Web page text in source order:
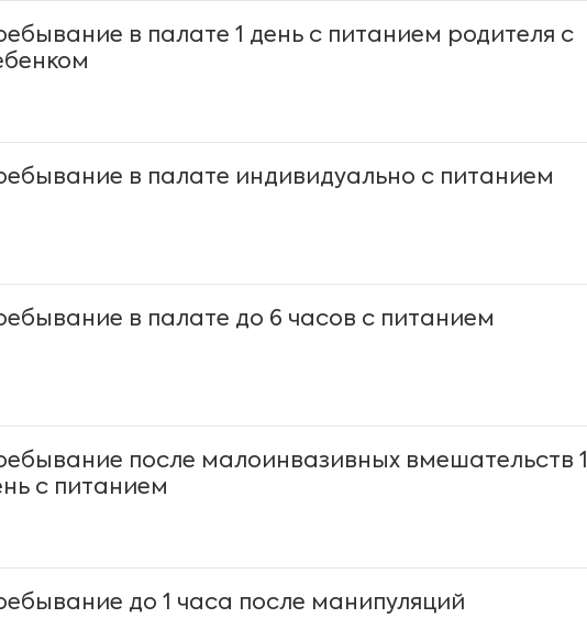
в палате 1 день с питанием родителя с
в палате индивидуально с питанием
в палате до 6 часов с питанием
после малоинвазивных вмешательств 1
с питанием
до 1 часа после манипуляций